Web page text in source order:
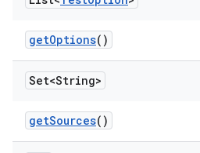
getOptions()
Set<String>
getSources()